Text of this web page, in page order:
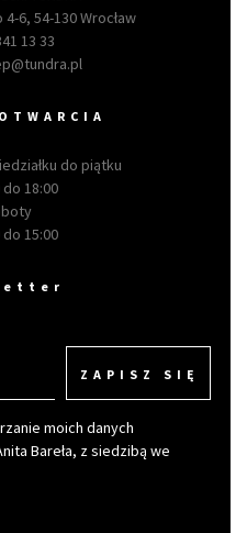
6, 54-130 Wrocław
13 33
do piątku
18:00
15:00
ZAPISZ SIĘ
moich danych
Bareła, z siedzibą we